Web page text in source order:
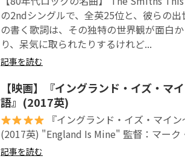
の2ndシングルで、全英25位と、彼らの
の書く歌詞は、その独特の世界観が面白
り、呆気に取られたりするけれど...
記事を読む
【映画】『イングランド・イズ・マ
語』(2017英)
『イングランド・イズ・マイ
(2017英) "England Is Mine" 監督：マーク
記事を読む